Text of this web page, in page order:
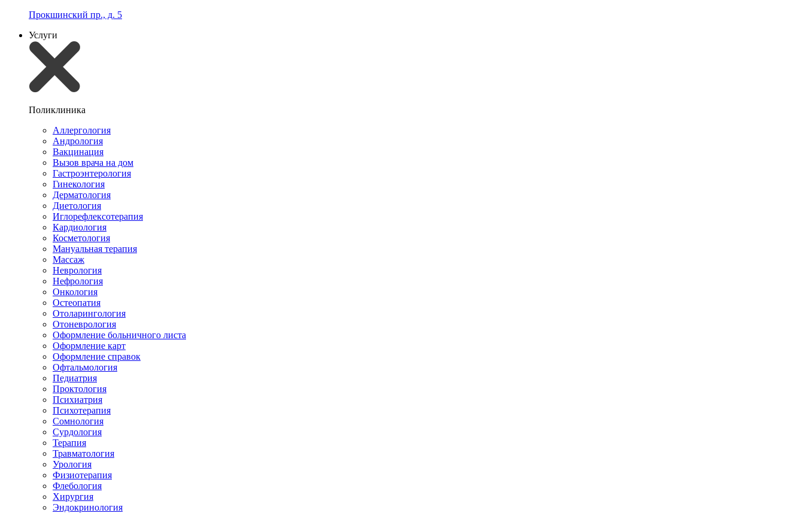
Прокшинский пр., д. 5
Услуги
Поликлиника
Аллергология
Андрология
Вакцинация
Вызов врача на дом
Гастроэнтерология
Гинекология
Дерматология
Диетология
Иглорефлексотерапия
Кардиология
Косметология
Мануальная терапия
Массаж
Неврология
Нефрология
Онкология
Остеопатия
Отоларингология
Отоневрология
Оформление больничного листа
Оформление карт
Оформление справок
Офтальмология
Педиатрия
Проктология
Психиатрия
Психотерапия
Сомнология
Сурдология
Терапия
Травматология
Урология
Физиотерапия
Флебология
Хирургия
Эндокринология